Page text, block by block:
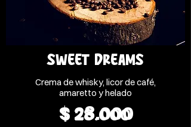
SWEET DREAMS
Crema de whisky, licor de café,
amaretto y helado
$ 28.000
$ 28.000